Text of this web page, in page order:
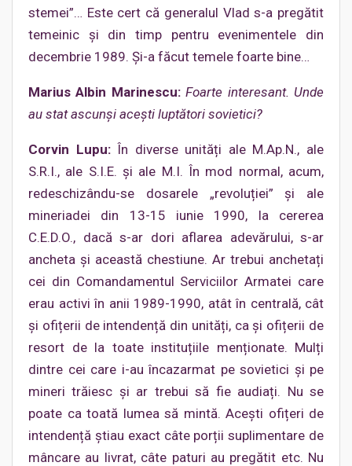
stemei”… Este cert că generalul Vlad s-a pregătit
temeinic și din timp pentru evenimentele din
decembrie 1989. Și-a făcut temele foarte bine…
Marius Albin Marinescu:Foarte interesant. Unde
au stat ascunși acești luptători sovietici?
Corvin Lupu:În diverse unități ale M.Ap.N., ale
S.R.I., ale S.I.E. și ale M.I. În mod normal, acum,
redeschizându-se dosarele „revoluției” și ale
mineriadei din 13-15 iunie 1990, la cererea
C.E.D.O., dacă s-ar dori aflarea adevărului, s-ar
ancheta și această chestiune. Ar trebui anchetați
cei din Comandamentul Serviciilor Armatei care
erau activi în anii 1989-1990, atât în centrală, cât
și ofițerii de intendență din unități, ca și ofițerii de
resort de la toate instituțiile menționate. Mulți
dintre cei care i-au încazarmat pe sovietici și pe
mineri trăiesc și ar trebui să fie audiați. Nu se
poate ca toată lumea să mintă. Acești ofițeri de
intendență știau exact câte porții suplimentare de
mâncare au livrat, câte paturi au pregătit etc. Nu